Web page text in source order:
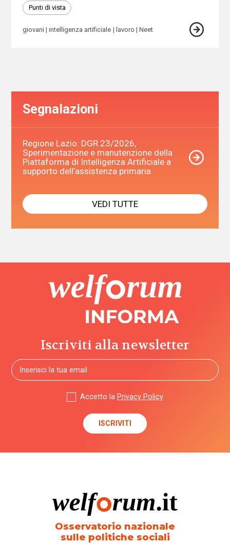
Punti di vista
giovani intelligenza artificiale lavoro Neet
Segnalazioni
Regione Lazio: DGR 23/2026,
Sperimentazione e manutenzione della
Piattaforma di Intelligenza Artificiale a
supporto dell’assistenza primaria
VEDI TUTTE
Iscriviti alla newsletter
Accetto la Privacy Policy
Osservatorio nazionale
sulle politiche sociali